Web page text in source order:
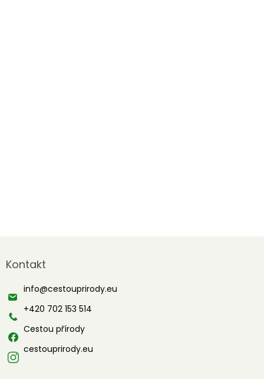
p
t
Kontakt
info@cestouprirody.eu
+420 702 153 514
Cestou přírody
cestouprirody.eu